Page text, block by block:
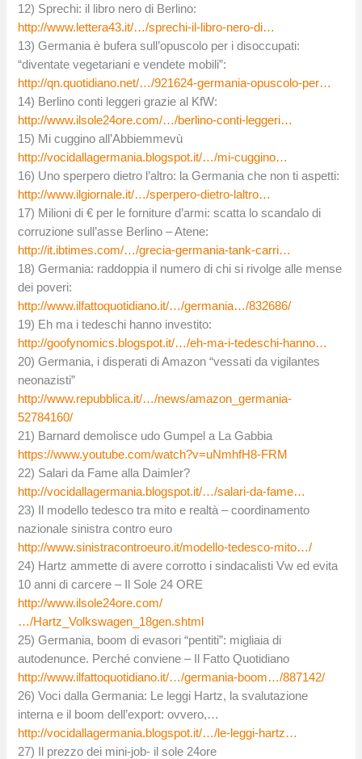
12) Sprechi: il libro nero di Berlino:
http://www.lettera43.it/…/sprechi-il-libro-nero-di…
13) Germania è bufera sull’opuscolo per i disoccupati:
“diventate vegetariani e vendete mobili”:
http://qn.quotidiano.net/…/921624-germania-opuscolo-per…
14) Berlino conti leggeri grazie al KfW:
http://www.ilsole24ore.com/…/berlino-conti-leggeri…
15) Mi cuggino all’Abbiemmevù
http://vocidallagermania.blogspot.it/…/mi-cuggino…
16) Uno sperpero dietro l’altro: la Germania che non ti aspetti:
http://www.ilgiornale.it/…/sperpero-dietro-laltro…
17) Milioni di € per le forniture d’armi: scatta lo scandalo di
corruzione sull’asse Berlino – Atene:
http://it.ibtimes.com/…/grecia-germania-tank-carri…
18) Germania: raddoppia il numero di chi si rivolge alle mense
dei poveri:
http://www.ilfattoquotidiano.it/…/germania…/832686/
19) Eh ma i tedeschi hanno investito:
http://goofynomics.blogspot.it/…/eh-ma-i-tedeschi-hanno…
20) Germania, i disperati di Amazon “vessati da vigilantes
neonazisti”
http://www.repubblica.it/…/news/amazon_germania-
52784160/
21) Barnard demolisce udo Gumpel a La Gabbia
https://www.youtube.com/watch?v=uNmhfH8-FRM
22) Salari da Fame alla Daimler?
http://vocidallagermania.blogspot.it/…/salari-da-fame…
23) Il modello tedesco tra mito e realtà – coordinamento
nazionale sinistra contro euro
http://www.sinistracontroeuro.it/modello-tedesco-mito…/
24) Hartz ammette di avere corrotto i sindacalisti Vw ed evita
10 anni di carcere – Il Sole 24 ORE
http://www.ilsole24ore.com/
…/Hartz_Volkswagen_18gen.shtml
25) Germania, boom di evasori “pentiti”: migliaia di
autodenunce. Perché conviene – Il Fatto Quotidiano
http://www.ilfattoquotidiano.it/…/germania-boom…/887142/
26) Voci dalla Germania: Le leggi Hartz, la svalutazione
interna e il boom dell’export: ovvero,…
http://vocidallagermania.blogspot.it/…/le-leggi-hartz…
27) Il prezzo dei mini-job- il sole 24ore